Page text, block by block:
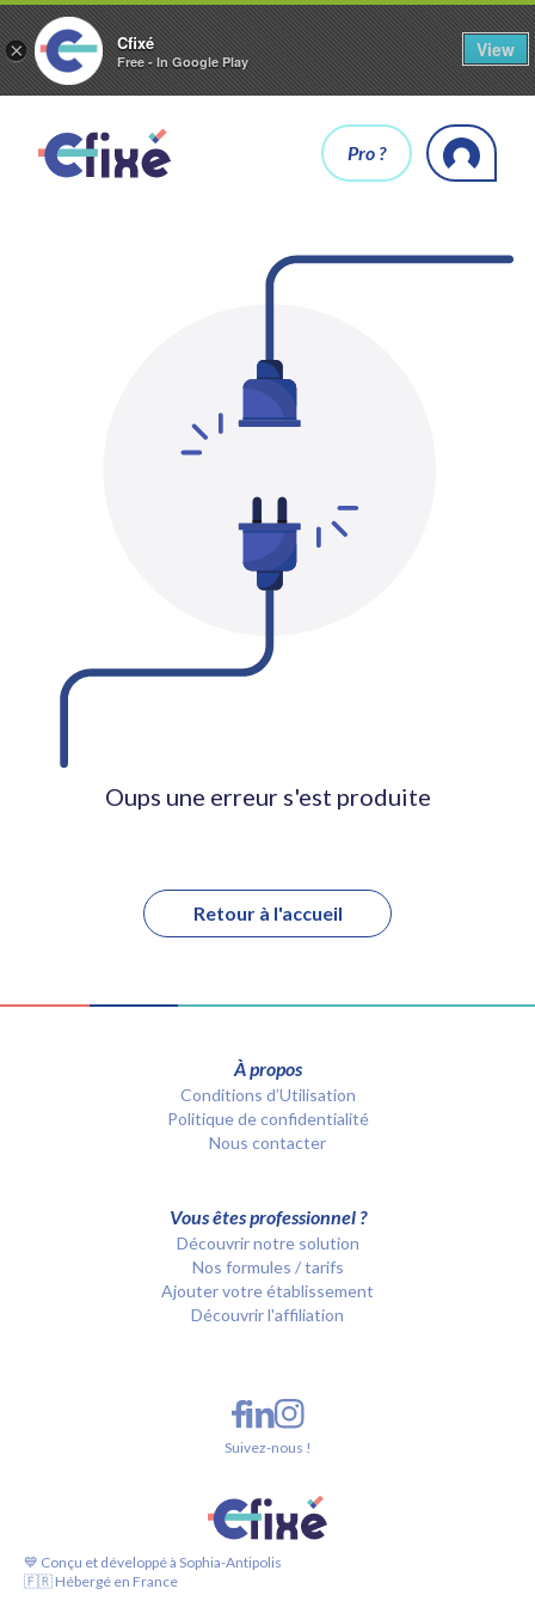
× Cfixé
Free - In Google Play
View
Pro ?
Oups une erreur s'est produite
Retour à l'accueil
À propos
Conditions d’Utilisation
Politique de confidentialité
Nous contacter
Vous êtes professionnel ?
Découvrir notre solution
Nos formules / tarifs
Ajouter votre établissement
Découvrir l'affiliation
💙 Conçu et développé à Sophia-Antipolis
🇫🇷 Hébergé en France
Suivez-nous !